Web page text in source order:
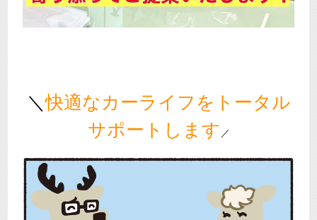
＼快適なカーライフをトータル
サポートします ／